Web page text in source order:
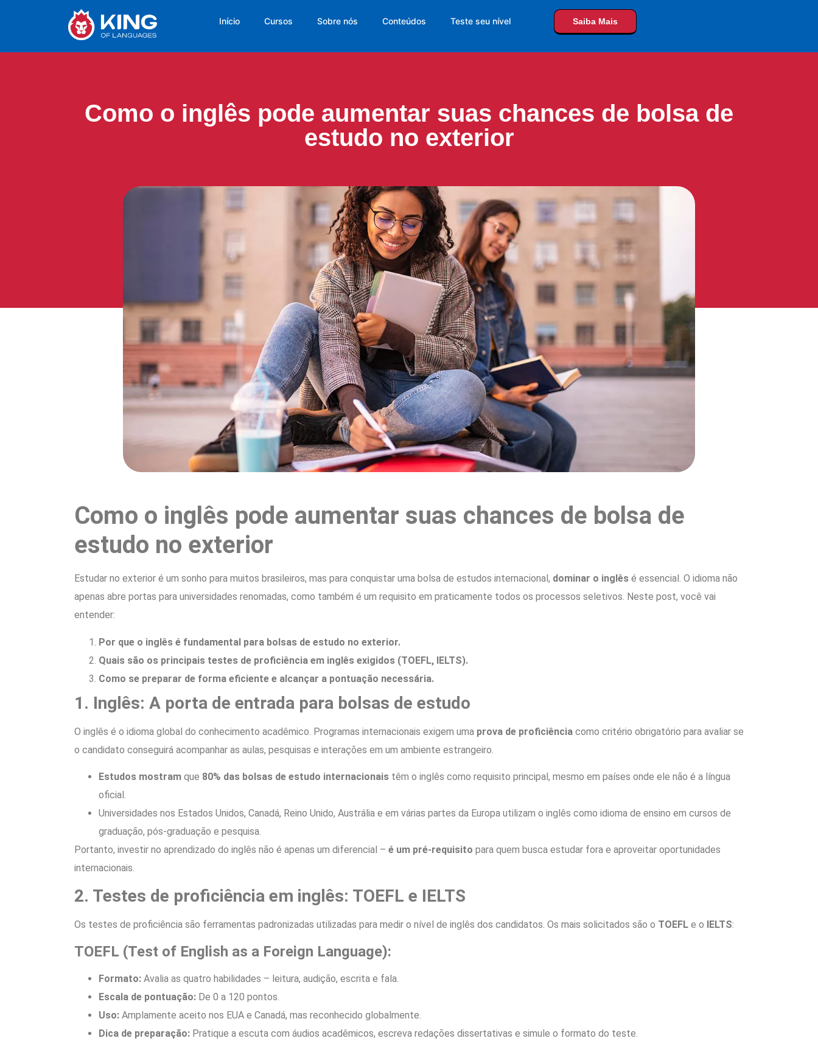
Início Cursos Sobre nós Conteúdos Teste seu nível Saiba Mais
Como o inglês pode aumentar suas chances de bolsa de
estudo no exterior
Como o inglês pode aumentar suas chances de bolsa de
estudo no exterior
Estudar no exterior é um sonho para muitos brasileiros, mas para conquistar uma bolsa de estudos internacional, dominar o inglês é essencial. O idioma não
apenas abre portas para universidades renomadas, como também é um requisito em praticamente todos os processos seletivos. Neste post, você vai
entender:
Por que o inglês é fundamental para bolsas de estudo no exterior.
Quais são os principais testes de proficiência em inglês exigidos (TOEFL, IELTS).
Como se preparar de forma eficiente e alcançar a pontuação necessária.
1. Inglês: A porta de entrada para bolsas de estudo
O inglês é o idioma global do conhecimento acadêmico. Programas internacionais exigem uma prova de proficiência como critério obrigatório para avaliar se
o candidato conseguirá acompanhar as aulas, pesquisas e interações em um ambiente estrangeiro.
Estudos mostram que 80% das bolsas de estudo internacionais têm o inglês como requisito principal, mesmo em países onde ele não é a língua
oficial.
Universidades nos Estados Unidos, Canadá, Reino Unido, Austrália e em várias partes da Europa utilizam o inglês como idioma de ensino em cursos de
graduação, pós-graduação e pesquisa.
Portanto, investir no aprendizado do inglês não é apenas um diferencial – é um pré-requisito para quem busca estudar fora e aproveitar oportunidades
internacionais.
2. Testes de proficiência em inglês: TOEFL e IELTS
Os testes de proficiência são ferramentas padronizadas utilizadas para medir o nível de inglês dos candidatos. Os mais solicitados são o TOEFL e o IELTS:
TOEFL (Test of English as a Foreign Language):
Formato: Avalia as quatro habilidades – leitura, audição, escrita e fala.
Escala de pontuação: De 0 a 120 pontos.
Uso: Amplamente aceito nos EUA e Canadá, mas reconhecido globalmente.
Dica de preparação: Pratique a escuta com áudios acadêmicos, escreva redações dissertativas e simule o formato do teste.